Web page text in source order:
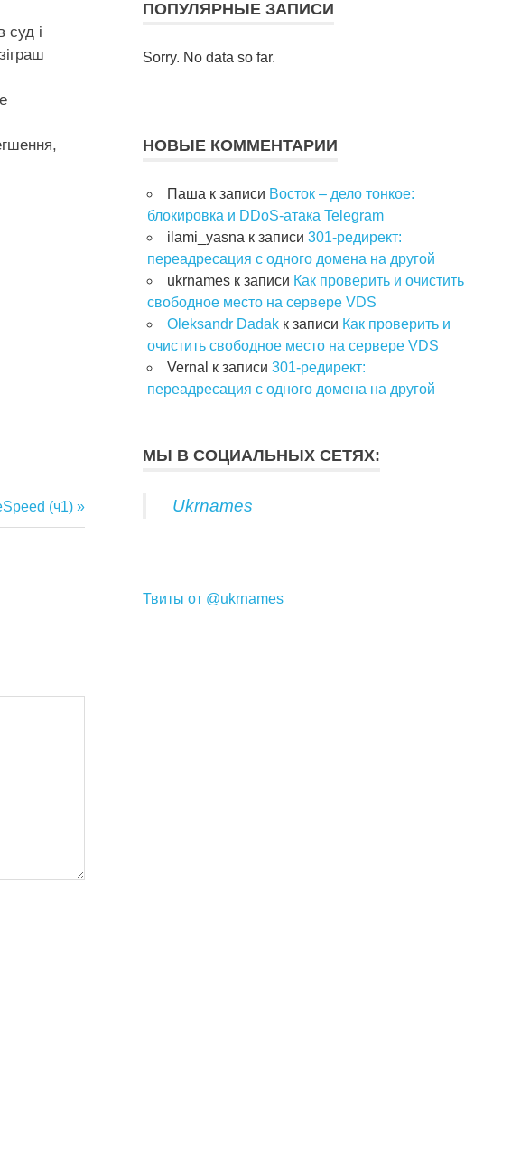
суд і
(ч1)
ПОПУЛЯРНЫЕ ЗАПИСИ
Sorry. No data so far.
НОВЫЕ КОММЕНТАРИИ
Паша к записи Восток – дело тонкое:
блокировка и DDoS-атака Telegram
ilami_yasna к записи 301-редирект:
переадресация с одного домена на другой
ukrnames к записи Как проверить и очистить
свободное место на сервере VDS
Oleksandr Dadak к записи Как проверить и
очистить свободное место на сервере VDS
Vernal к записи 301-редирект:
переадресация с одного домена на другой
МЫ В СОЦИАЛЬНЫХ СЕТЯХ:
Ukrnames
Твиты от @ukrnames